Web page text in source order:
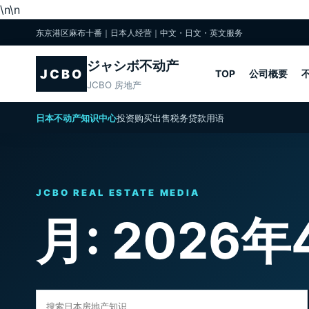
\n\n
东京港区麻布十番｜日本人经营｜中文・日文・英文服务
JCBO ジャシボ不动产
JCBO 房地产
TOP 公司概要
日本不动产知识中心投资购买出售税务贷款用语
JCBO REAL ESTATE MEDIA
月: 2026年